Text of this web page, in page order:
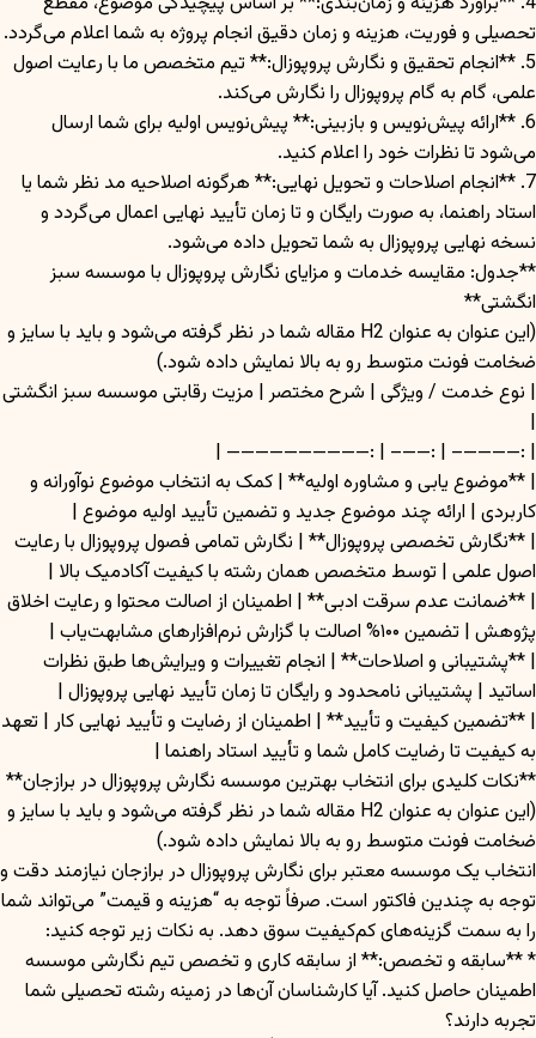
تحصیلی و فوریت، هزینه و زمان دقیق انجام پروژه به شما اعلام می‌گردد.
5. **انجام تحقیق و نگارش پروپوزال:** تیم متخصص ما با رعایت اصول
علمی، گام به گام پروپوزال را نگارش می‌کند.
6. **ارائه پیش‌نویس و بازبینی:** پیش‌نویس اولیه برای شما ارسال
می‌شود تا نظرات خود را اعلام کنید.
7. **انجام اصلاحات و تحویل نهایی:** هرگونه اصلاحیه مد نظر شما یا
استاد راهنما، به صورت رایگان و تا زمان تأیید نهایی اعمال می‌گردد و
نسخه نهایی پروپوزال به شما تحویل داده می‌شود.
**جدول: مقایسه خدمات و مزایای نگارش پروپوزال با موسسه سبز
انگشتی**
(این عنوان به عنوان H2 مقاله شما در نظر گرفته می‌شود و باید با سایز و
ضخامت فونت متوسط رو به بالا نمایش داده شود.)
| نوع خدمت / ویژگی | شرح مختصر | مزیت رقابتی موسسه سبز انگشتی
|
| :————– | :——– | :—————————— |
| **موضوع یابی و مشاوره اولیه** | کمک به انتخاب موضوع نوآورانه و
کاربردی | ارائه چند موضوع جدید و تضمین تأیید اولیه موضوع |
| **نگارش تخصصی پروپوزال** | نگارش تمامی فصول پروپوزال با رعایت
اصول علمی | توسط متخصص همان رشته با کیفیت آکادمیک بالا |
| **ضمانت عدم سرقت ادبی** | اطمینان از اصالت محتوا و رعایت اخلاق
پژوهش | تضمین ۱۰۰% اصالت با گزارش نرم‌افزارهای مشابهت‌یاب |
| **پشتیبانی و اصلاحات** | انجام تغییرات و ویرایش‌ها طبق نظرات
اساتید | پشتیبانی نامحدود و رایگان تا زمان تأیید نهایی پروپوزال |
| **تضمین کیفیت و تأیید** | اطمینان از رضایت و تأیید نهایی کار | تعهد
به کیفیت تا رضایت کامل شما و تأیید استاد راهنما |
**نکات کلیدی برای انتخاب بهترین موسسه نگارش پروپوزال در برازجان**
(این عنوان به عنوان H2 مقاله شما در نظر گرفته می‌شود و باید با سایز و
ضخامت فونت متوسط رو به بالا نمایش داده شود.)
انتخاب یک موسسه معتبر برای نگارش پروپوزال در برازجان نیازمند دقت و
توجه به چندین فاکتور است. صرفاً توجه به “هزینه و قیمت” می‌تواند شما
را به سمت گزینه‌های کم‌کیفیت سوق دهد. به نکات زیر توجه کنید:
* **سابقه و تخصص:** از سابقه کاری و تخصص تیم نگارشی موسسه
اطمینان حاصل کنید. آیا کارشناسان آن‌ها در زمینه رشته تحصیلی شما
تجربه دارند؟